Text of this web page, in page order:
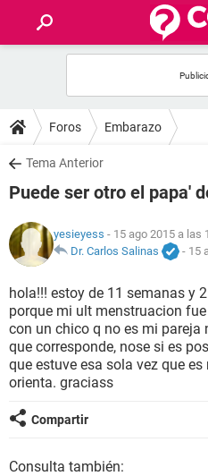
FOROS
SALUD
NUTRICIÓN
BIENESTAR
SEXUALIDAD
GLOSARIO
Foros Embarazo
Tema Anterior
Puede ser otro el papa'
yesieyess - 15 ago 2015 a las
Dr. Carlos Salinas
- 15
hola!!! estoy de 11 semanas y
porque mi ult menstruacion
con un chico q no es mi pareja
que corresponde, nose si es
que estuve esa sola vez que
orienta. graciass
Compartir
Consulta también: